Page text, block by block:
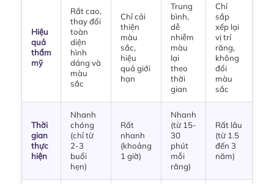
Hiệu
quả
thẩm
mỹ
Rất cao,
thay đổi
toàn
diện
hình
dáng và
màu
sắc
Chỉ cải
thiện
màu
sắc,
hiệu
quả giới
hạn
Trung
bình,
dễ
nhiễm
màu
lại
theo
thời
gian
Chỉ
sắp
xếp lại
vị trí
răng,
không
đổi
màu
sắc
Thời
gian
thực
hiện
Nhanh
chóng
(chỉ từ
2-3
buổi
hẹn)
Rất
nhanh
(khoảng
1 giờ)
Nhanh
(từ 15-
30
phút
mỗi
răng)
Rất lâu
(từ 1.5
đến 3
năm)